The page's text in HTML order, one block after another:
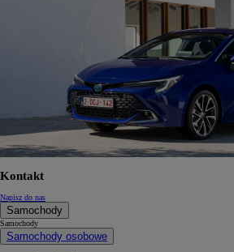
Kontakt
Napisz do nas
Samochody
Samochody
Samochody osobowe